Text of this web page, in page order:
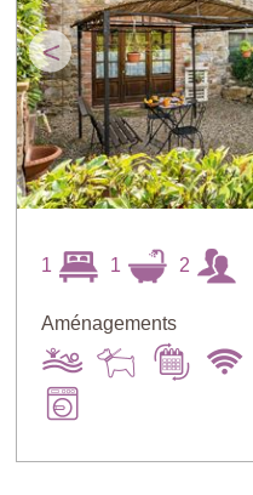
<
1 1 2
Aménagements